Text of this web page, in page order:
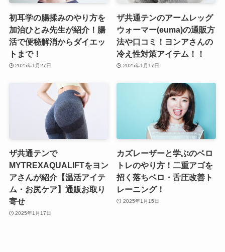
初耳学の腸揉みのやり方を
加治ひとみ先生が紹介！腸
活で便秘解消からダイエッ
トまで！
2025年1月27日
ザ共通テンのアームレッグ
ウォーマー(euma)の通販方
法や口コミ！ヨンアさんの
冷え性対策アイテム！！
2025年1月17日
ザ共通テンで
MYTREXAQUALIFTをヨン
アさんが紹介【温活アイテ
ム・お尻ケア】通販お取り
寄せ
2025年1月17日
カズレーザーと学ぶのベロ
トレのやり方！二重アゴを
招く落ちベロ・舌圧改善ト
レーニング！
2025年1月15日